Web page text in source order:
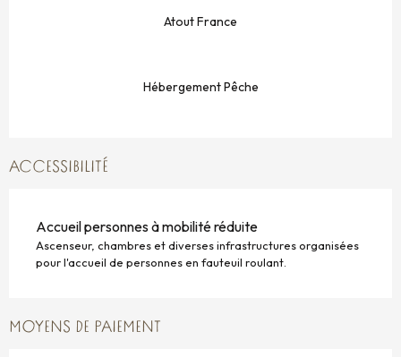
Atout France
Hébergement Pêche
ACCESSIBILITÉ
Accueil personnes à mobilité réduite
Ascenseur, chambres et diverses infrastructures organisées
pour l'accueil de personnes en fauteuil roulant.
MOYENS DE PAIEMENT